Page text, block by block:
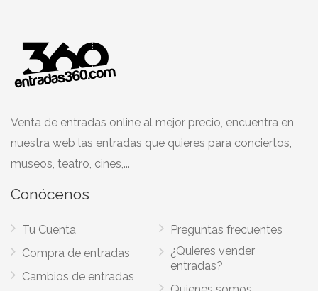
Venta de entradas online al mejor precio, encuentra en
nuestra web las entradas que quieres para conciertos,
museos, teatro, cines,...
Conócenos
Tu Cuenta
Compra de entradas
Cambios de entradas
Preguntas frecuentes
¿Quieres vender
entradas?